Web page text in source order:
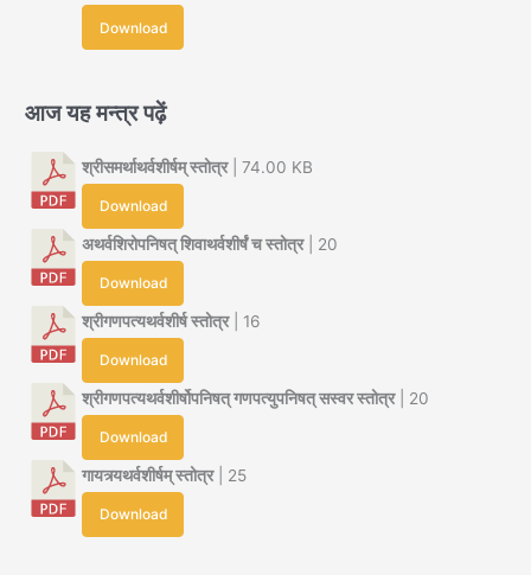
Download
आज यह मन्त्र पढ़ें
श्रीसमर्थाथर्वशीर्षम् स्तोत्र| 74.00 KB
Download
अथर्वशिरोपनिषत् शिवाथर्वशीर्षं च स्तोत्र| 20
Download
श्रीगणपत्यथर्वशीर्ष स्तोत्र| 16
Download
श्रीगणपत्यथर्वशीर्षोपनिषत् गणपत्युपनिषत् सस्वर स्तोत्र| 20
Download
गायत्र्यथर्वशीर्षम् स्तोत्र| 25
Download